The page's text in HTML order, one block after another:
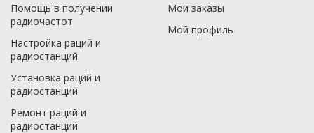
Помощь в получении
радиочастот
Настройка раций и
радиостанций
Установка раций и
радиостанций
Ремонт раций и
радиостанций
Мои заказы
Мой профиль